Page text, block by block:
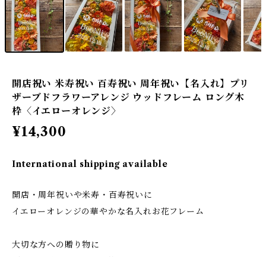
開店祝い 米寿祝い 百寿祝い 周年祝い【名入れ】プリ
ザーブドフラワーアレンジ ウッドフレーム ロング木
枠〈イエローオレンジ〉
¥14,300
International shipping available
開店・周年祝いや米寿・百寿祝いに
イエローオレンジの華やかな名入れお花フレーム
大切な方への贈り物に